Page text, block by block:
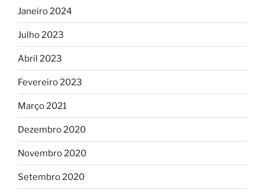
Janeiro 2024
Julho 2023
Abril 2023
Fevereiro 2023
Março 2021
Dezembro 2020
Novembro 2020
Setembro 2020